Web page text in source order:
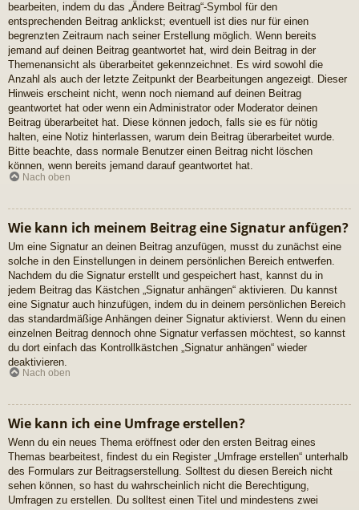
bearbeiten, indem du das „Ändere Beitrag“-Symbol für den
entsprechenden Beitrag anklickst; eventuell ist dies nur für einen
begrenzten Zeitraum nach seiner Erstellung möglich. Wenn bereits
jemand auf deinen Beitrag geantwortet hat, wird dein Beitrag in der
Themenansicht als überarbeitet gekennzeichnet. Es wird sowohl die
Anzahl als auch der letzte Zeitpunkt der Bearbeitungen angezeigt. Dieser
Hinweis erscheint nicht, wenn noch niemand auf deinen Beitrag
geantwortet hat oder wenn ein Administrator oder Moderator deinen
Beitrag überarbeitet hat. Diese können jedoch, falls sie es für nötig
halten, eine Notiz hinterlassen, warum dein Beitrag überarbeitet wurde.
Bitte beachte, dass normale Benutzer einen Beitrag nicht löschen
können, wenn bereits jemand darauf geantwortet hat.
Nach oben
Wie kann ich meinem Beitrag eine Signatur anfügen?
Um eine Signatur an deinen Beitrag anzufügen, musst du zunächst eine
solche in den Einstellungen in deinem persönlichen Bereich entwerfen.
Nachdem du die Signatur erstellt und gespeichert hast, kannst du in
jedem Beitrag das Kästchen „Signatur anhängen“ aktivieren. Du kannst
eine Signatur auch hinzufügen, indem du in deinem persönlichen Bereich
das standardmäßige Anhängen deiner Signatur aktivierst. Wenn du einen
einzelnen Beitrag dennoch ohne Signatur verfassen möchtest, so kannst
du dort einfach das Kontrollkästchen „Signatur anhängen“ wieder
deaktivieren.
Nach oben
Wie kann ich eine Umfrage erstellen?
Wenn du ein neues Thema eröffnest oder den ersten Beitrag eines
Themas bearbeitest, findest du ein Register „Umfrage erstellen“ unterhalb
des Formulars zur Beitragserstellung. Solltest du diesen Bereich nicht
sehen können, so hast du wahrscheinlich nicht die Berechtigung,
Umfragen zu erstellen. Du solltest einen Titel und mindestens zwei